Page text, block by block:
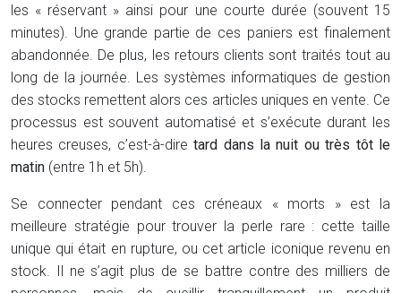
les « réservant » ainsi pour une courte durée (souvent 15
minutes). Une grande partie de ces paniers est finalement
abandonnée. De plus, les retours clients sont traités tout au
long de la journée. Les systèmes informatiques de gestion
des stocks remettent alors ces articles uniques en vente. Ce
processus est souvent automatisé et s’exécute durant les
heures creuses, c’est-à-diretard dans la nuit ou très tôt le
matin (entre 1h et 5h).
Se connecter pendant ces créneaux « morts » est la
meilleure stratégie pour trouver la perle rare : cette taille
unique qui était en rupture, ou cet article iconique revenu en
stock. Il ne s’agit plus de se battre contre des milliers de